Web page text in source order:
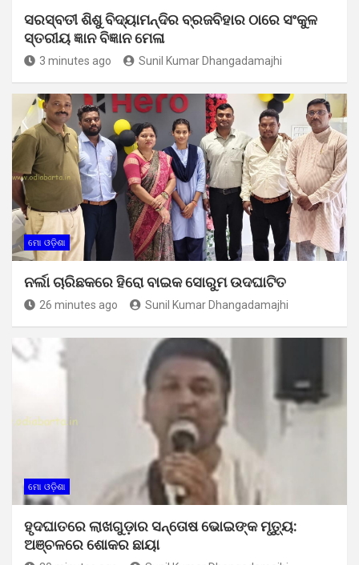
ସରସ୍ବତୀ ଶିଶୁ ବିଦ୍ୟାମନ୍ଦିର ବ୍ରଜବିହାର ଠାରେ ସଂକୁଳ
ସ୍ତରୀୟ ଜ୍ଞାନ ବିଜ୍ଞାନ ମେଳା
3 minutes ago Sunil Kumar Dhangadamajhi
ମୋ ଓଡ଼ିଶା
ନର୍ଲା ଚାରିଛକରେ ହିରୋ ବାଇକ ସୋରୁମ ଉଦଘାଟିତ
26 minutes ago Sunil Kumar Dhangadamajhi
ମୋ ଓଡ଼ିଶା
ହୃଦଘାତରେ ଲାଖଗୁଡ଼ାର ସନ୍ତୋଷ ଭୋଇଙ୍କ ମୃତ୍ୟୁ:
ଅଞ୍ଚଳରେ ଶୋକର ଛାୟା